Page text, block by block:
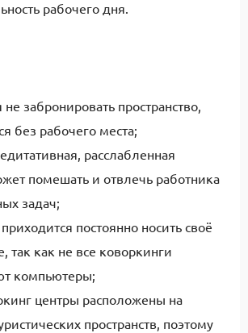
рабочего дня.
забронировать пространство,
без рабочего места;
расслабленная
помешать и отвлечь работника
задач;
постоянно носить своё
так как не все коворкинги
компьютеры;
центры расположены на
пространств, поэтому